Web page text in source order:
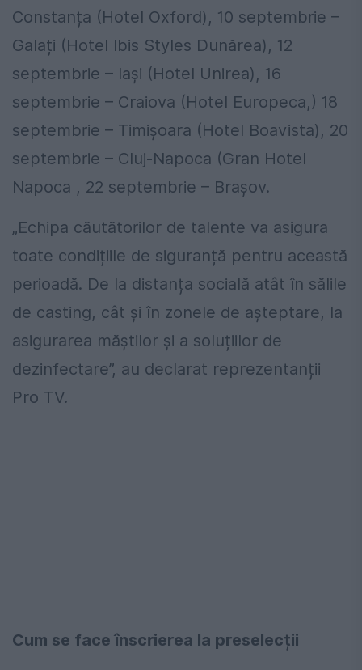
Constanța (Hotel Oxford), 10 septembrie –
Galați (Hotel Ibis Styles Dunărea), 12
septembrie – Iași (Hotel Unirea), 16
septembrie – Craiova (Hotel Europeca,) 18
septembrie – Timișoara (Hotel Boavista), 20
septembrie – Cluj-Napoca (Gran Hotel
Napoca , 22 septembrie – Brașov.
„Echipa căutătorilor de talente va asigura
toate condițiile de siguranță pentru această
perioadă. De la distanța socială atât în sălile
de casting, cât și în zonele de așteptare, la
asigurarea măștilor și a soluțiilor de
dezinfectare”, au declarat reprezentanții
Pro TV.
Cum se face înscrierea la preselecții